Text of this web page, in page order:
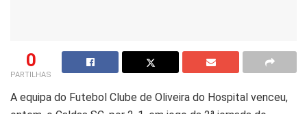
0
PARTILHAS
A equipa do Futebol Clube de Oliveira do Hospital venceu,